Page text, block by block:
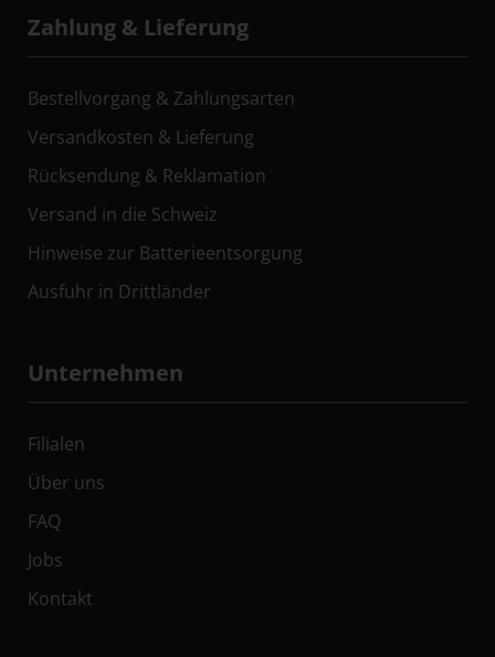
Zahlung & Lieferung
Bestellvorgang & Zahlungsarten
Versandkosten & Lieferung
Rücksendung & Reklamation
Versand in die Schweiz
Hinweise zur Batterieentsorgung
Ausfuhr in Drittländer
Unternehmen
Filialen
Über uns
FAQ
Jobs
Kontakt